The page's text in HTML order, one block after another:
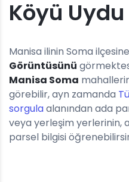
Köyü
Manisa ilinin Soma
Görüntüsünü
Manisa Soma
görebilir, ayn zamanda
sorgulaalanından ada
veya yerleşim yerlerinin,
parsel bilgisi